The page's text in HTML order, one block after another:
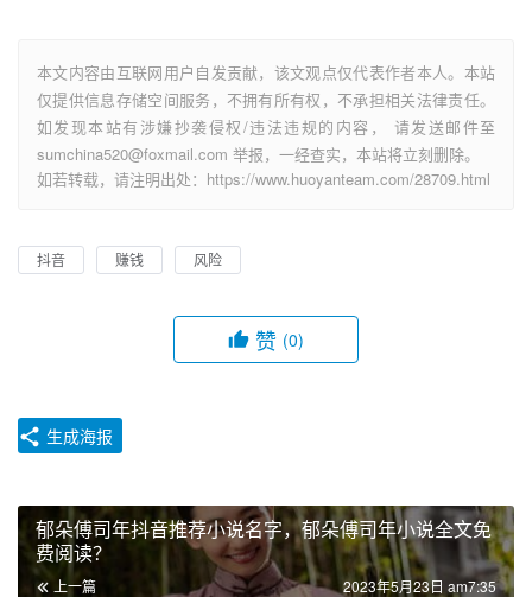
本文内容由互联网用户自发贡献，该文观点仅代表作者本人。本站
仅提供信息存储空间服务，不拥有所有权，不承担相关法律责任。
如发现本站有涉嫌抄袭侵权/违法违规的内容， 请发送邮件至
sumchina520@foxmail.com 举报，一经查实，本站将立刻删除。
如若转载，请注明出处：https://www.huoyanteam.com/28709.html
抖音 赚钱 风险
赞 (0)
生成海报
郁朵傅司年抖音推荐小说名字，郁朵傅司年小说全文免
费阅读？
上一篇 2023年5月23日 am7:35